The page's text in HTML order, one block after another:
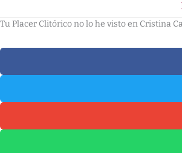
Tu Placer Clitórico no lo he visto en Cristina